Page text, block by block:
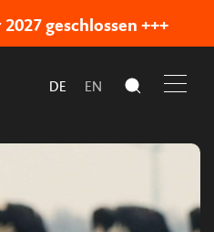
geschlossen +++
DE EN